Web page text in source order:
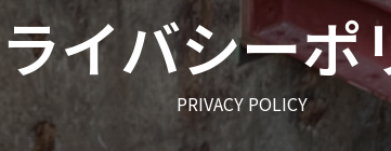
イバシーポ
PRIVACY POLICY